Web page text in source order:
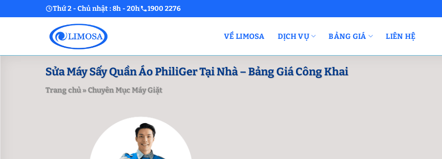
to
Thứ 2 - Chủ nhật : 8h - 20h 1900 2276
VỀ LIMOSA DỊCH VỤ BẢNG GIÁ LIÊN HỆ
Sửa Máy Sấy Quần Áo PhiliGer Tại Nhà – Bảng Giá Công Khai
Trang chủ»Chuyên Mục Máy Giặt